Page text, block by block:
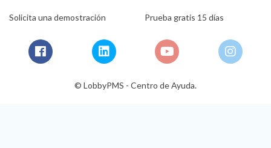
Solicita una demostración Prueba gratis 15 días
© LobbyPMS - Centro de Ayuda.